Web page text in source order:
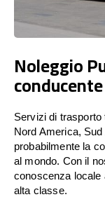
Noleggio
Servizi di
Nord America,
probabilmente la
al mondo. Con il
conoscenza locale
alta classe.